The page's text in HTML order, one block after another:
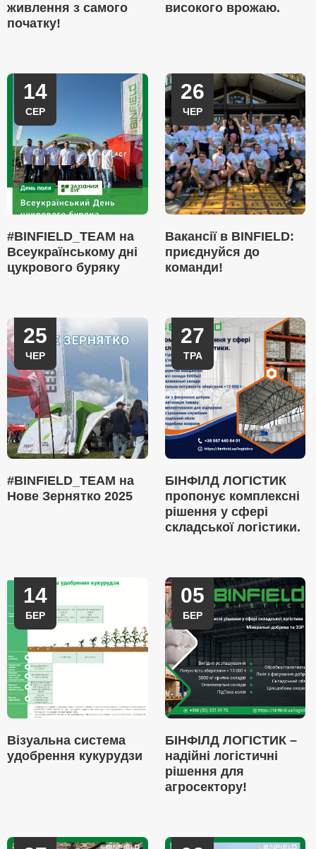
живлення з самого
початку!
високого врожаю.
14
СЕР
#BINFIELD_TEAM на
Всеукраїнському дні
цукрового буряку
26
ЧЕР
Вакансії в BINFIELD:
приєднуйся до
команди!
25
ЧЕР
#BINFIELD_TEAM на
Нове Зернятко 2025
27
ТРА
БІНФІЛД ЛОГІСТИК
пропонує комплексні
рішення у сфері
складської логістики.
14
БЕР
Візуальна система
удобрення кукурудзи
05
БЕР
БІНФІЛД ЛОГІСТИК –
надійні логістичні
рішення для
агросектору!